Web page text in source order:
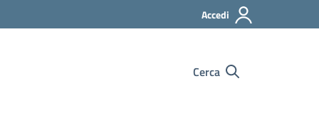
Accedi
Cerca